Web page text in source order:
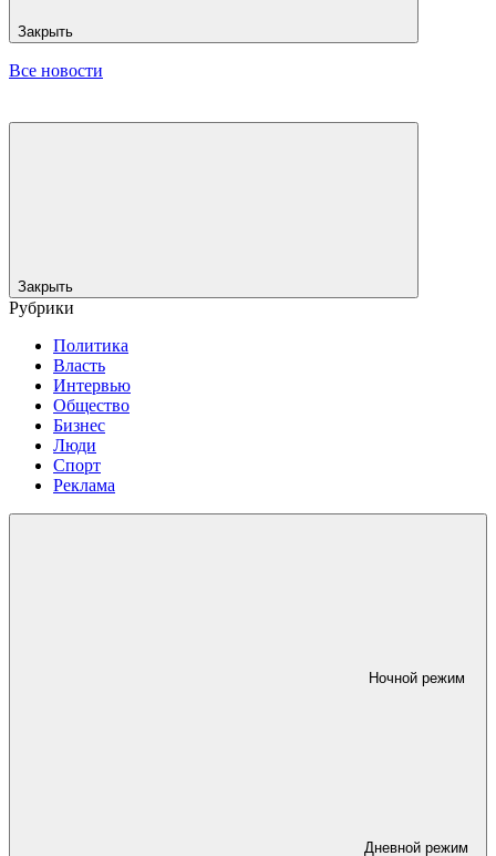
Закрыть
Все новости
Закрыть
Рубрики
Политика
Власть
Интервью
Общество
Бизнес
Люди
Спорт
Реклама
Ночной режим
Дневной режим